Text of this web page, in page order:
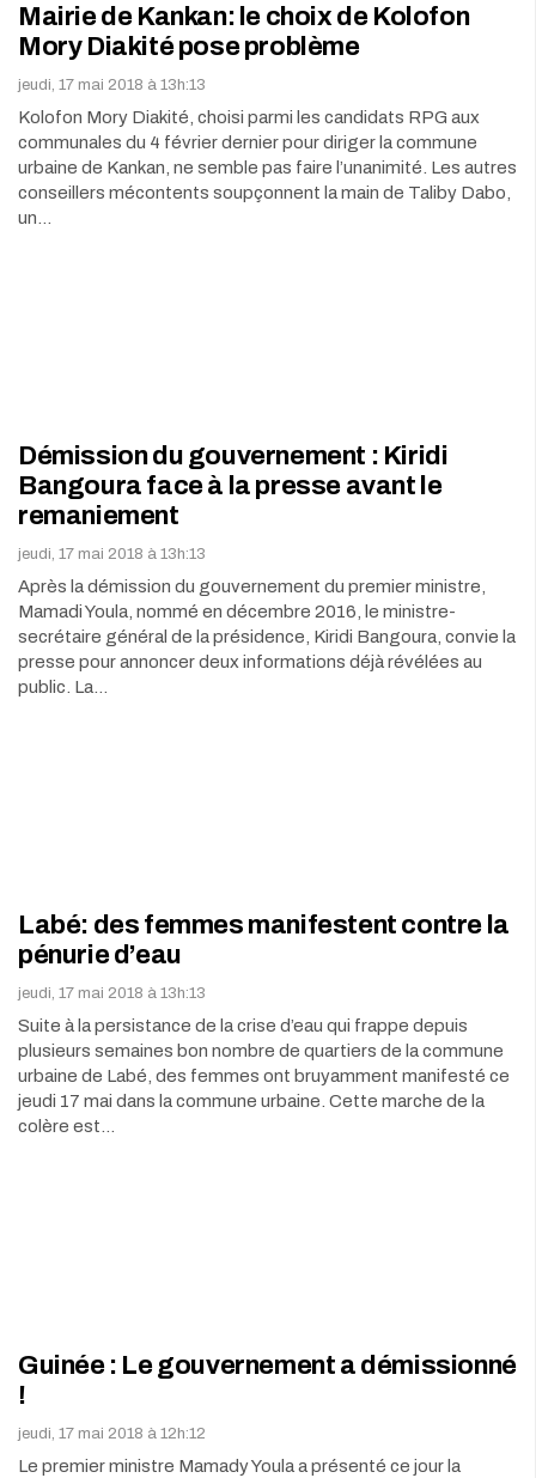
Mairie de Kankan: le choix de Kolofon
Mory Diakité pose problème
jeudi, 17 mai 2018 à 13h:13
Kolofon Mory Diakité, choisi parmi les candidats RPG aux
communales du 4 février dernier pour diriger la commune
urbaine de Kankan, ne semble pas faire l’unanimité. Les autres
conseillers mécontents soupçonnent la main de Taliby Dabo,
un…
Démission du gouvernement : Kiridi
Bangoura face à la presse avant le
remaniement
jeudi, 17 mai 2018 à 13h:13
Après la démission du gouvernement du premier ministre,
Mamadi Youla, nommé en décembre 2016, le ministre-
secrétaire général de la présidence, Kiridi Bangoura, convie la
presse pour annoncer deux informations déjà révélées au
public. La…
Labé: des femmes manifestent contre la
pénurie d’eau
jeudi, 17 mai 2018 à 13h:13
Suite à la persistance de la crise d’eau qui frappe depuis
plusieurs semaines bon nombre de quartiers de la commune
urbaine de Labé, des femmes ont bruyamment manifesté ce
jeudi 17 mai dans la commune urbaine. Cette marche de la
colère est…
Guinée : Le gouvernement a démissionné
!
jeudi, 17 mai 2018 à 12h:12
Le premier ministre Mamady Youla a présenté ce jour la